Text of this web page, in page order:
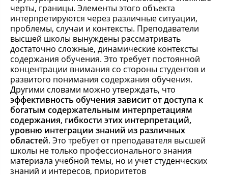
черты, границы. Элементы этого объекта
интерпретируются через различные ситуации,
проблемы, случаи и контексты. Преподаватели
высшей школы вынуждены рассматривать
достаточно сложные, динамические контексты
содержания обучения. Это требует постоянной
концентрации внимания со стороны студентов и
развитого понимания содержания обучения.
Другими словами можно утверждать, что
эффективность обучения зависит от доступа к
богатым содержательным интерпретациям
содержания, гибкости этих интерпретаций,
уровню интеграции знаний из различных
областей. Это требует от преподавателя высшей
школы не только профессионального знания
материала учебной темы, но и учет студенческих
знаний и интересов, приоритетов